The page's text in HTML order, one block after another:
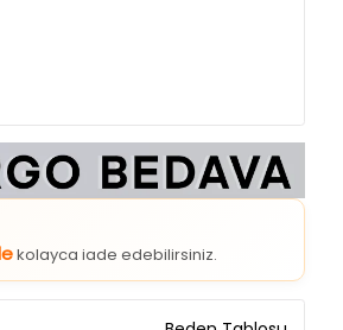
kolayca iade edebilirsiniz.